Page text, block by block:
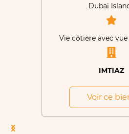
Dubai
Vie côtière avec
IMTIAZ
Voir ce